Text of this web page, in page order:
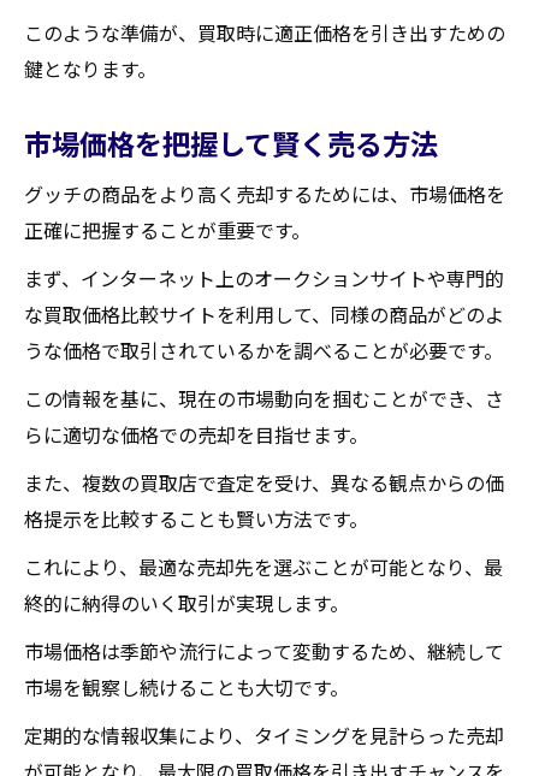
買取店選びが鍵！蔵王町でグッチを高く売る方
買取店の実績と評判を調べる
蔵王町の買取店の特徴を比較する
買取店の専門性と査定力を確認する
オンライン査定を上手に活用する
価格交渉で重要なポイントを押さえる
買取査定士との関係を築くテクニック
相手を納得させるためのプレゼンテーショ
ン技術
成功事例から学ぶ交渉術
買取大吉セラビ白石店
このような準備が、買取時に適正価格を引き出すための
鍵となります。
市場価格を把握して賢く売る方法
グッチの商品をより高く売却するためには、市場価格を
正確に把握することが重要です。
まず、インターネット上のオークションサイトや専門的
な買取価格比較サイトを利用して、同様の商品がどのよ
うな価格で取引されているかを調べることが必要です。
この情報を基に、現在の市場動向を掴むことができ、さ
らに適切な価格での売却を目指せます。
また、複数の買取店で査定を受け、異なる観点からの価
格提示を比較することも賢い方法です。
これにより、最適な売却先を選ぶことが可能となり、最
終的に納得のいく取引が実現します。
市場価格は季節や流行によって変動するため、継続して
市場を観察し続けることも大切です。
定期的な情報収集により、タイミングを見計らった売却